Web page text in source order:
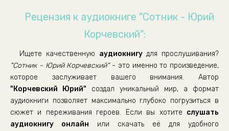
Рецензия к аудиокниге "Сотник - Юрий
Корчевский":
Ищете качественную аудиокнигудля прослушивания?
"Сотник - Юрий Корчевский"- это именно то произведение,
которое заслуживает вашего внимания. Автор
"Корчевский Юрий" создал уникальный мир, а формат
аудиокниги позволяет максимально глубоко погрузиться в
сюжет и переживания героев. Если вы хотите слушать
аудиокнигу онлайн или скачать её для удобного